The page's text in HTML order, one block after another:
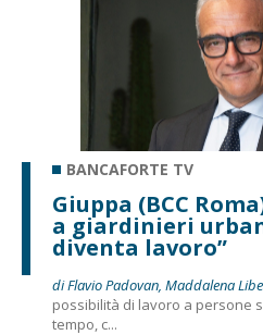
BANCAFORTE TV
Giuppa (BCC
a giardinieri
diventa lavoro”
di Flavio Padovan, Maddalena
possibilità di lavoro a persone
tempo, c...